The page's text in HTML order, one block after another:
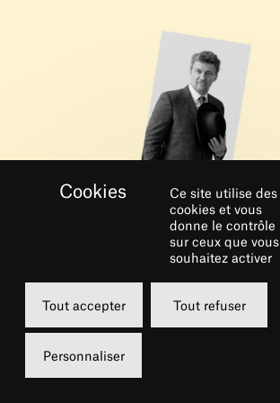
Lundi
04 novembre 2024
20h00
Ce site utilise des
cookies et vous
donne le contrôle
sur ceux que vous
souhaitez activer
Tout accepter Tout refuser
Personnaliser